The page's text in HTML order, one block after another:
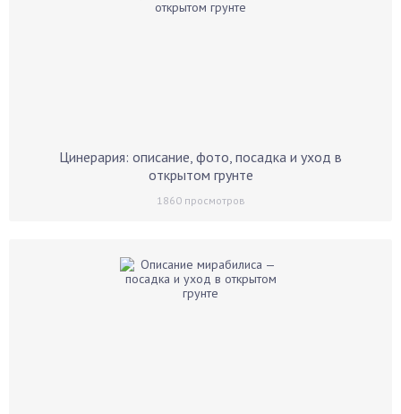
Цинерария: описание, фото, посадка и уход в
открытом грунте
1860просмотров